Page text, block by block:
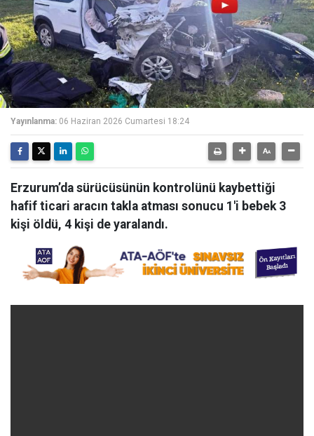
Yayınlanma: 06 Haziran 2026 Cumartesi 18:24
Erzurum’da sürücüsünün kontrolünü kaybettiği
hafif ticari aracın takla atması sonucu 1'i bebek 3
kişi öldü, 4 kişi de yaralandı.